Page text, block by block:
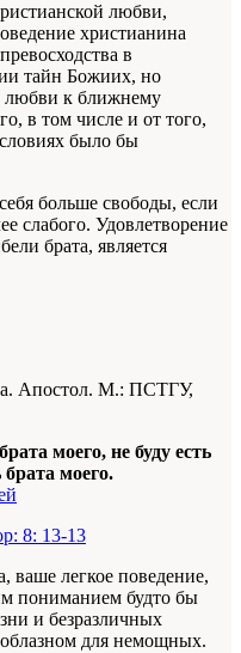
любви,
христианина
в
тайн Божиих, но
любви к ближнему
в том числе и от того,
было бы
больше свободы, если
слабого. Удовлетворение
брата, является
Апостол. М.: ПСТГУ,
моего, не буду есть
моего.
8: 13-13
ваше легкое поведение,
пониманием будто бы
и безразличных
для немощных.